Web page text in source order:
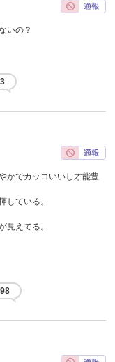
いの？
かでカッコいいし才能豊
している。
見えてる。